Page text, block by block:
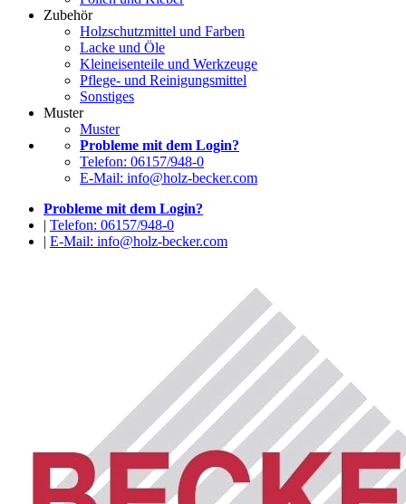
Zubehör
Holzschutzmittel und Farben
Lacke und Öle
Kleineisenteile und Werkzeuge
Pflege- und Reinigungsmittel
Sonstiges
Muster
Muster
Probleme mit dem Login?
Telefon: 06157/948-0
E-Mail: info@holz-becker.com
Probleme mit dem Login?
| Telefon: 06157/948-0
| E-Mail: info@holz-becker.com